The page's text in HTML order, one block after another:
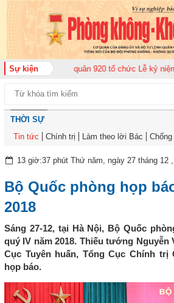
Sự kiện
đoàn Không quân 920 tổ chức Lễ kỷ niệm 50
THỜI SỰ
Tin tức
Chính trị Làm theo lời Bác
13 giờ:37 phút Thứ năm, ngày 27 tháng 12
Bộ Quốc phòng họp
2018
Sáng 27-12, tại Hà Nội, Bộ Quốc
quý IV năm 2018. Thiếu tướng
Cục Tuyên huấn, Tổng Cục Chính trị
họp báo.